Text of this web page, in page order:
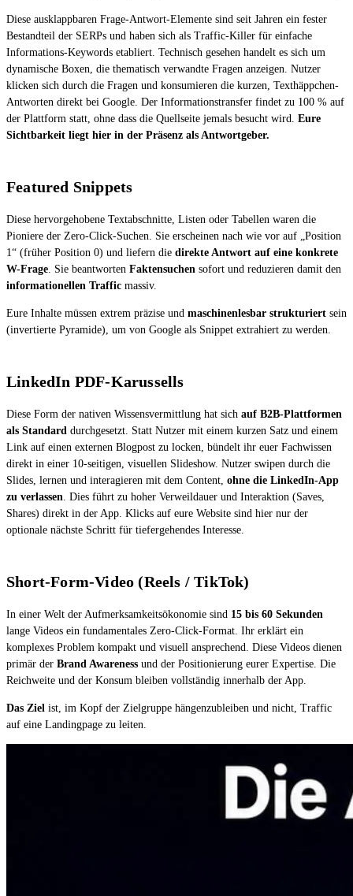
Diese ausklappbaren Frage-Antwort-Elemente sind seit Jahren ein fester
Bestandteil der SERPs und haben sich als Traffic-Killer für einfache
Informations-Keywords etabliert. Technisch gesehen handelt es sich um
dynamische Boxen, die thematisch verwandte Fragen anzeigen. Nutzer
klicken sich durch die Fragen und konsumieren die kurzen, Texthäppchen-
Antworten direkt bei Google. Der Informationstransfer findet zu 100 % auf
der Plattform statt, ohne dass die Quellseite jemals besucht wird. Eure
Sichtbarkeit liegt hier in der Präsenz als Antwortgeber.
Featured Snippets
Diese hervorgehobene Textabschnitte, Listen oder Tabellen waren die
Pioniere der Zero-Click-Suchen. Sie erscheinen nach wie vor auf „Position
1“ (früher Position 0) und liefern die direkte Antwort auf eine konkrete
W-Frage . Sie beantworten Faktensuchen sofort und reduzieren damit den
informationellen Traffic massiv.
Eure Inhalte müssen extrem präzise und maschinenlesbar strukturiert sein
(invertierte Pyramide), um von Google als Snippet extrahiert zu werden.
LinkedIn PDF-Karussells
Diese Form der nativen Wissensvermittlung hat sich auf B2B-Plattformen
als Standard durchgesetzt. Statt Nutzer mit einem kurzen Satz und einem
Link auf einen externen Blogpost zu locken, bündelt ihr euer Fachwissen
direkt in einer 10-seitigen, visuellen Slideshow. Nutzer swipen durch die
Slides, lernen und interagieren mit dem Content, ohne die LinkedIn-App
zu verlassen . Dies führt zu hoher Verweildauer und Interaktion (Saves,
Shares) direkt in der App. Klicks auf eure Website sind hier nur der
optionale nächste Schritt für tiefergehendes Interesse.
Short-Form-Video (Reels / TikTok)
In einer Welt der Aufmerksamkeitsökonomie sind 15 bis 60 Sekunden
lange Videos ein fundamentales Zero-Click-Format. Ihr erklärt ein
komplexes Problem kompakt und visuell ansprechend. Diese Videos dienen
primär der Brand Awareness und der Positionierung eurer Expertise. Die
Reichweite und der Konsum bleiben vollständig innerhalb der App.
Das Ziel ist, im Kopf der Zielgruppe hängenzubleiben und nicht, Traffic
auf eine Landingpage zu leiten.